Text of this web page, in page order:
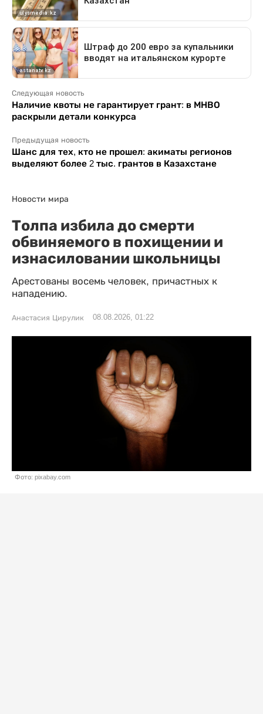
Следующая новость
Наличие квоты не гарантирует грант: в МНВО
раскрыли детали конкурса
Предыдущая новость
Шанс для тех, кто не прошел: акиматы регионов
выделяют более 2 тыс. грантов в Казахстане
Новости мира
Толпа избила до смерти
обвиняемого в похищении и
изнасиловании школьницы
Арестованы восемь человек, причастных к
нападению.
Анастасия Цирулик 08.08.2026, 01:22
Фото: pixabay.com